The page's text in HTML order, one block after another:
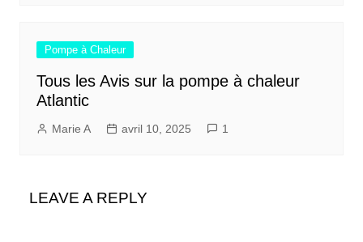
Pompe à Chaleur
Tous les Avis sur la pompe à chaleur
Atlantic
Marie A avril 10, 2025 1
LEAVE A REPLY